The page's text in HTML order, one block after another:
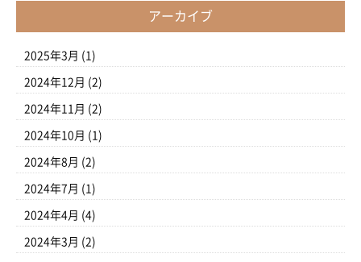
アーカイブ
2025年3月 (1)
2024年12月 (2)
2024年11月 (2)
2024年10月 (1)
2024年8月 (2)
2024年7月 (1)
2024年4月 (4)
2024年3月 (2)